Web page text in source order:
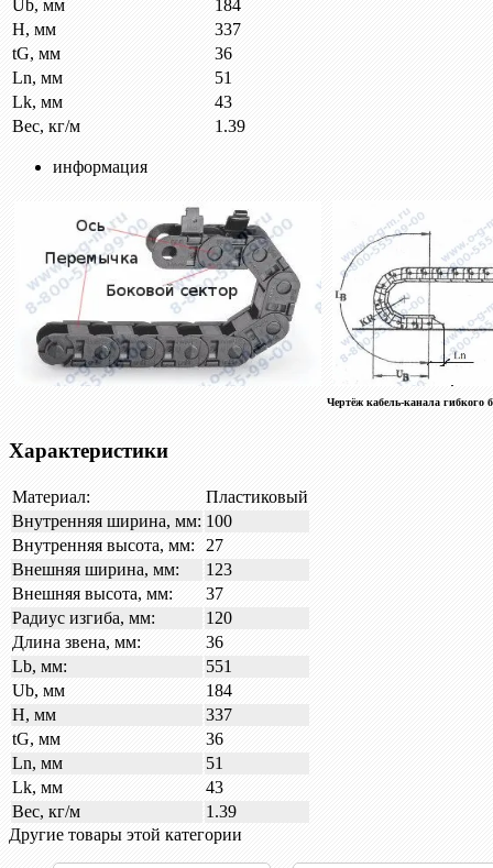
Ub, мм
184
H, мм
337
tG, мм
36
Ln, мм
51
Lk, мм
43
Вес, кг/м
1.39
информация
Чертёж кабель-канала гибкого
Характеристики
Материал:
Пластиковый
Внутренняя ширина, мм: 100
Внутренняя высота, мм:
27
Внешняя ширина, мм:
123
Внешняя высота, мм:
37
Радиус изгиба, мм:
120
Длина звена, мм:
36
Lb, мм:
551
Ub, мм
184
H, мм
337
tG, мм
36
Ln, мм
51
Lk, мм
43
Вес, кг/м
1.39
Другие товары этой категории